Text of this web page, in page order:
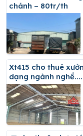
chánh – 80tr/th
Xt415 cho thuê xưởng sản xuất, kết cấu kiên cố, sx đa
dạng ngành nghề....